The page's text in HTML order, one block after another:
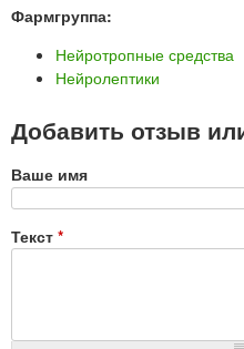
Фармгруппа:
Нейротропные средства
Нейролептики
Добавить отзыв
Ваше имя
Текст *